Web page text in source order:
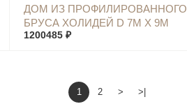
ДОМ ИЗ ПРОФИЛИРОВАННОГО
БРУСА ХОЛИДЕЙ D 7М Х 9М
1200485 ₽
КУПИТЬ
1 2 > >|